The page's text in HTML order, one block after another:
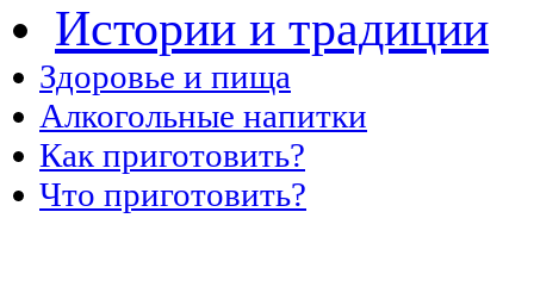
Истории и традиции
Здоровье и пища
Алкогольные напитки
Как приготовить?
Что приготовить?